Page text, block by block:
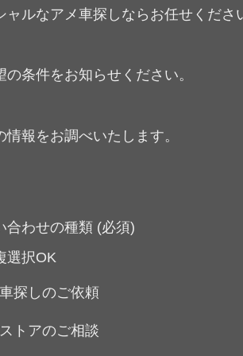
ャルなアメ車探しならお任せくださ
の条件をお知らせください。
情報をお調べいたします。
合わせの種類 (必須)
択OK
車探しのご依頼
トアのご相談